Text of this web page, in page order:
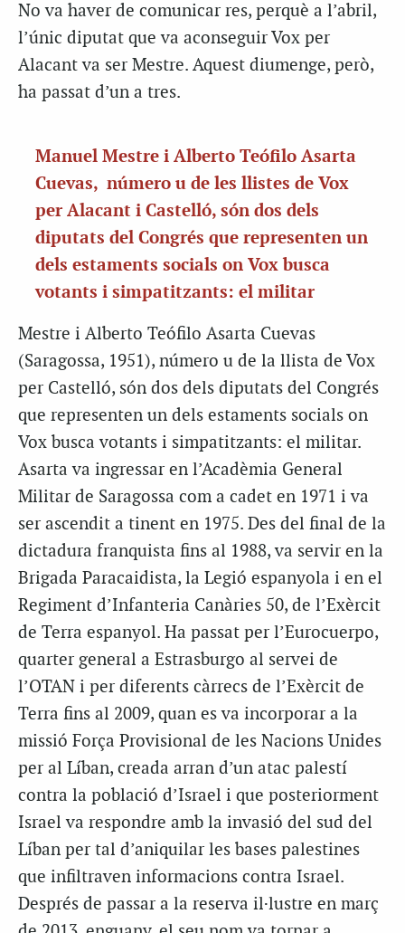
No va haver de comunicar res, perquè a l’abril,
l’únic diputat que va aconseguir Vox per
Alacant va ser Mestre. Aquest diumenge, però,
ha passat d’un a tres.
Manuel Mestre i Alberto Teófilo Asarta
Cuevas, número u de les llistes de Vox
per Alacant i Castelló, són dos dels
diputats del Congrés que representen un
dels estaments socials on Vox busca
votants i simpatitzants: el militar
Mestre i Alberto Teófilo Asarta Cuevas
(Saragossa, 1951), número u de la llista de Vox
per Castelló, són dos dels diputats del Congrés
que representen un dels estaments socials on
Vox busca votants i simpatitzants: el militar.
Asarta va ingressar en l’Acadèmia General
Militar de Saragossa com a cadet en 1971 i va
ser ascendit a tinent en 1975. Des del final de la
dictadura franquista fins al 1988, va servir en la
Brigada Paracaidista, la Legió espanyola i en el
Regiment d’Infanteria Canàries 50, de l’Exèrcit
de Terra espanyol. Ha passat per l’Eurocuerpo,
quarter general a Estrasburgo al servei de
l’OTAN i per diferents càrrecs de l’Exèrcit de
Terra fins al 2009, quan es va incorporar a la
missió Força Provisional de les Nacions Unides
per al Líban, creada arran d’un atac palestí
contra la població d’Israel i que posteriorment
Israel va respondre amb la invasió del sud del
Líban per tal d’aniquilar les bases palestines
que infiltraven informacions contra Israel.
Després de passar a la reserva il·lustre en març